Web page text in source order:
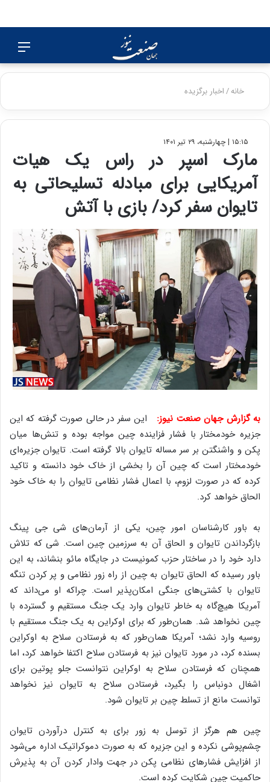
برای
خانه/اخبار برگزیده
۱۵:۱۵ | چهارشنبه، ۲۹ تیر ۱۴۰۱
مارک اسپر در راس یک هیات
آمریکایی برای مبادله تسلیحاتی به
تایوان سفر کرد/ بازی با آتش
به گزارش جهان صنعت نیوز:
این سفر در حالی صورت گرفته که این
جزیره خودمختار با فشار فزاینده چین مواجه بوده و تنش‌ها میان
پکن و واشنگتن بر سر مساله تایوان بالا گرفته است. تایوان جزیره‌ای
خودمختار است که چین آن را بخشی از خاک خود دانسته و تاکید
کرده که در صورت لزوم، با اعمال فشار نظامی تایوان را به خاک خود
الحاق خواهد کرد.
به باور کارشناسان امور چین، یکی از آرمان‌های شی جی پینگ
بازگرداندن تایوان و الحاق آن به سرزمین چین است. شی که تلاش
دارد خود را در ساختار حزب کمونیست در جایگاه مائو بنشاند، به این
باور رسیده که الحاق تایوان به چین از راه زور نظامی و پر کردن تنگه
تایوان با کشتی‌های جنگی امکان‌پذیر است. چراکه او می‌داند که
آمریکا هیچ‌گاه به خاطر تایوان وارد یک جنگ مستقیم و گسترده با
چین نخواهد شد. همان‌طور که برای اوکراین به یک جنگ مستقیم با
روسیه وارد نشد؛ آمریکا همان‌طور که به فرستادن سلاح به اوکراین
بسنده کرد، در مورد تایوان نیز به فرستادن سلاح اکتفا خواهد کرد، اما
همچنان که فرستادن سلاح به اوکراین نتوانست جلو پوتین برای
اشغال دونباس را بگیرد، فرستادن سلاح به تایوان نیز نخواهد
توانست مانع از تسلط چین بر تایوان شود.
چین هم هرگز از توسل به زور برای به کنترل درآوردن تایوان
چشم‌پوشی نکرده و این جزیره که به صورت دموکراتیک اداره می‌شود
از افزایش فشارهای نظامی پکن در جهت وادار کردن آن به پذیرش
حاکمیت چین شکایت کرده است.